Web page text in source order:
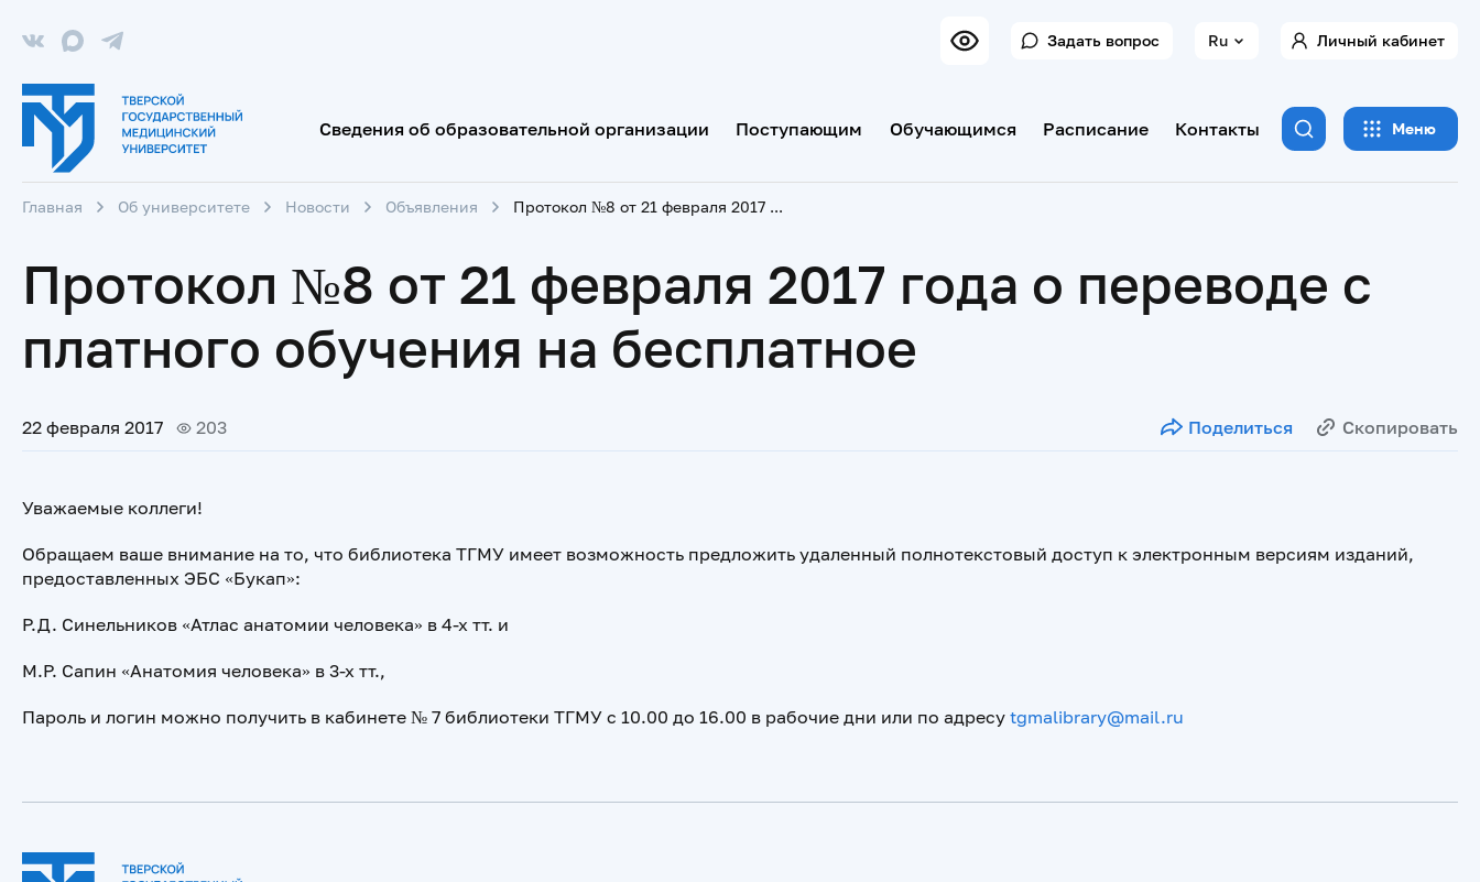
Задать вопрос Ru Личный кабинет
Сведения об образовательной организации Поступающим Обучающимся Расписание Контакты Меню
Главная Об университете Новости Объявления Протокол №8 от 21 февраля 2017 года о переводе с платного обучения на бесплатное
Протокол №8 от 21 февраля 2017 года о переводе с
платного обучения на бесплатное
22 февраля 2017 203 Поделиться Скопировать
Уважаемые коллеги!
Обращаем ваше внимание на то, что библиотека ТГМУ имеет возможность предложить удаленный полнотекстовый доступ к электронным версиям изданий,
предоставленных ЭБС «Букап»:
Р.Д. Синельников «Атлас анатомии человека» в 4-х тт. и
М.Р. Сапин «Анатомия человека» в 3-х тт.,
Пароль и логин можно получить в кабинете № 7 библиотеки ТГМУ с 10.00 до 16.00 в рабочие дни или по адресу tgmalibrary@mail.ru